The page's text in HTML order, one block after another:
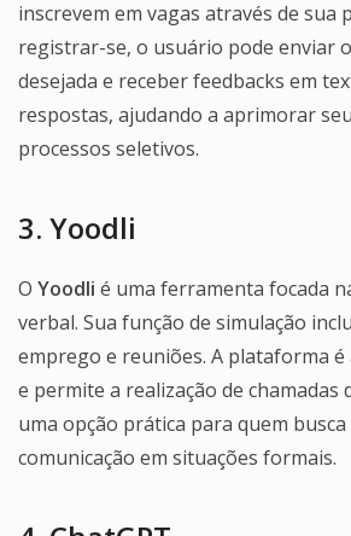
inscrevem em vagas através de sua
registrar-se, o usuário pode enviar
desejada e receber feedbacks em
respostas, ajudando a aprimorar
processos seletivos.
3. Yoodli
O Yoodli é uma ferramenta focada
verbal. Sua função de simulação
emprego e reuniões. A plataforma é
e permite a realização de chamadas
uma opção prática para quem
comunicação em situações formais.